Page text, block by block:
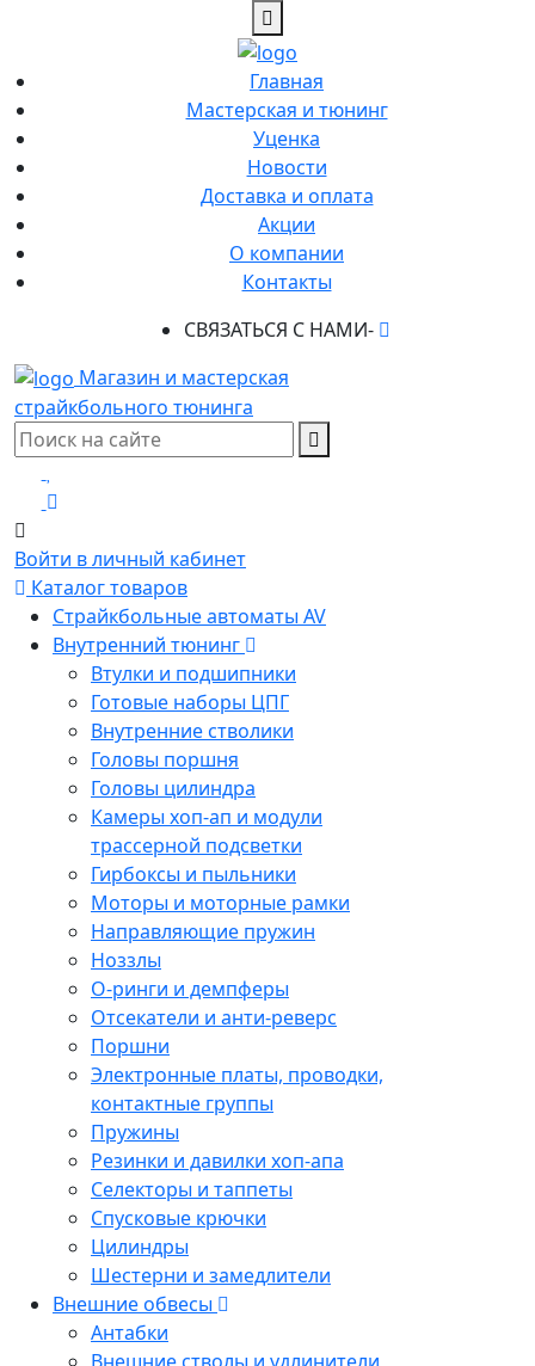
Главная
Мастерская и тюнинг
Уценка
Новости
Доставка и оплата
Акции
О компании
Контакты
СВЯЗАТЬСЯ С НАМИ-
Магазин и мастерская
страйкбольного тюнинга
Войти в личный кабинет
Каталог товаров
Страйкбольные автоматы AV
Внутренний тюнинг
Втулки и подшипники
Готовые наборы ЦПГ
Внутренние стволики
Головы поршня
Головы цилиндра
Камеры хоп-ап и модули
трассерной подсветки
Гирбоксы и пыльники
Моторы и моторные рамки
Направляющие пружин
Ноззлы
О-ринги и демпферы
Отсекатели и анти-реверс
Поршни
Электронные платы, проводки,
контактные группы
Пружины
Резинки и давилки хоп-апа
Селекторы и таппеты
Спусковые крючки
Цилиндры
Шестерни и замедлители
Внешние обвесы
Антабки